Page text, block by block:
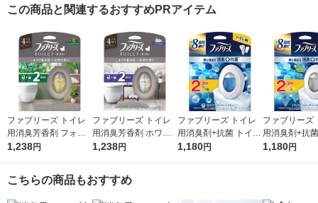
この商品と関連するおすすめPRアイテム
ファブリーズ トイレ
用消臭芳香剤 フォレ
スト＆シダーウッドの
＆G
1,238円
ファブリーズ トイレ
用消臭芳香剤 ホワイ
トムスクの香り 6.3m
1,238円
ファブリーズ トイレ
用消臭剤+抗菌 トイレ
用 置き型 ウルトラ・
1,180円
ファブリーズ
用消臭剤+抗
用 置き型 ナ
1,180円
こちらの商品もおすすめ